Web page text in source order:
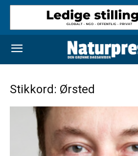
Stikkord: Ørsted